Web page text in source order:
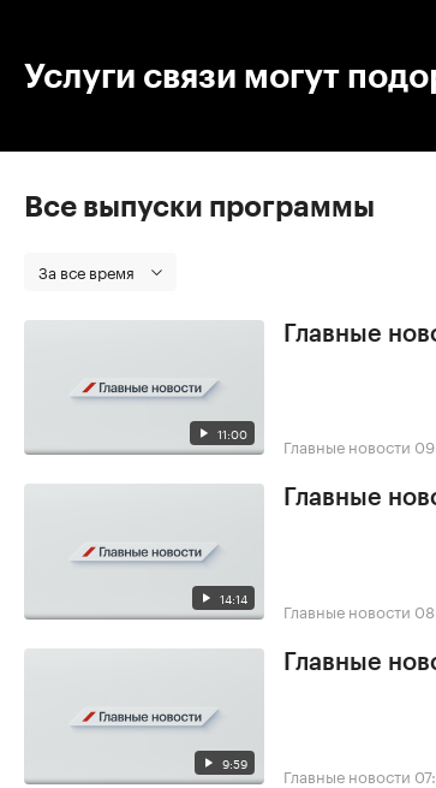
Услуги связи могут
Все выпуски программы
За все время
11:00
Главные
Главные новости
14:14
Главные
Главные новости
9:59
Главные
Главные новости